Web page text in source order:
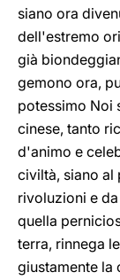
siano ora
dell'estremo
già
gemono ora,
potessimo Noi
cinese, tanto
d'animo e
civiltà, siano al
rivoluzioni e
quella
terra, rinnega
giustamente la